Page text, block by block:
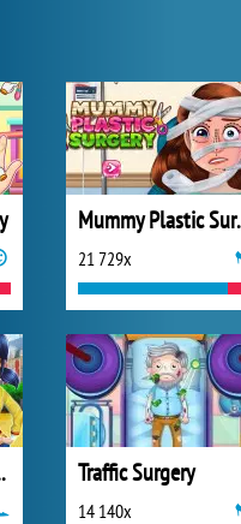
21 729x
Traffic Surgery
14 140x